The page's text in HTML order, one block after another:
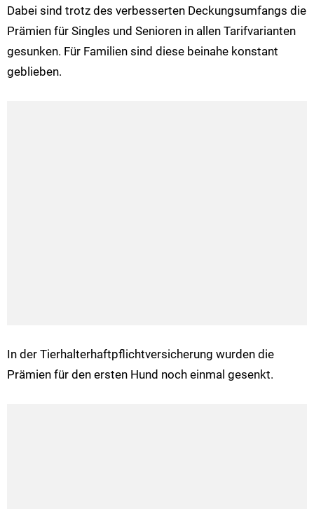
Dabei sind trotz des verbesserten Deckungsumfangs die
Prämien für Singles und Senioren in allen Tarifvarianten
gesunken. Für Familien sind diese beinahe konstant
geblieben.
In der Tierhalterhaftpflichtversicherung wurden die
Prämien für den ersten Hund noch einmal gesenkt.